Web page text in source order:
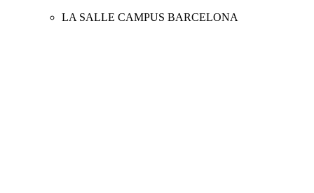
LA SALLE CAMPUS BARCELONA